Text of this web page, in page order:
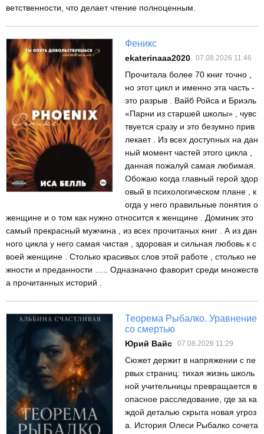
ветственности, что делает чтение полноценным.
Феникс
ekaterinaaa2020 07.08.2026 11:46
Прочитала более 70 книг точно ,
но этот цикл и именно эта часть -
это разрыв . Вайб Ройса и Бриэль
«Парни из старшей школы» , чувс
твуется сразу и это безумно прив
лекает . Из всех доступных на дан
ный момент частей этого цикла ,
данная пожалуй самая любимая.
Обожаю когда главный герой здор
овый в психологическом плане , к
огда у него правильные понятия о
женщине и о том как нужно относится к женщине . Доминик это
самый прекрасный мужчина , из всех прочитаных книг . А из дан
ного цикла у него самая чистая , здоровая и сильная любовь к с
воей женщине . Столько красивых слов этой работе , столько не
жности и преданности ….. Одназначно фаворит среди множеств
а прочитанных историй .
Теорема Рыбалко. Уравнение
со смертью
Юрий Вайс 07.08.2026 11:29
Сюжет держит в напряжении с пе
рвых страниц: тихая жизнь школь
ной учительницы превращается в
опасное расследование, где за ка
ждой деталью скрыта новая угроз
а. История Олеси Рыбалко сочета